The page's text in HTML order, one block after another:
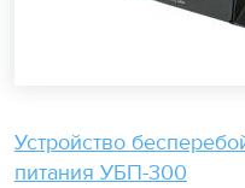
Устройство
питания УБП-300